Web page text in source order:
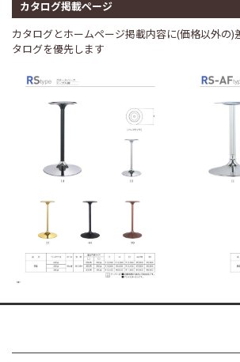
カタログ掲載ページ
カタログとホームページ掲載内容に(価格以外の)
タログを優先します